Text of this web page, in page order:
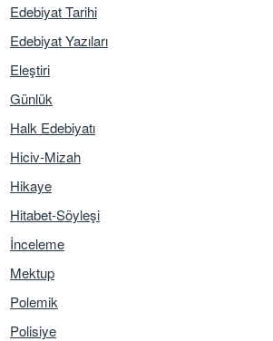
Edebiyat Tarihi
Edebiyat Yazıları
Eleştiri
Günlük
Halk Edebiyatı
Hiciv-Mizah
Hikaye
Hitabet-Söyleşi
İnceleme
Mektup
Polemik
Polisiye